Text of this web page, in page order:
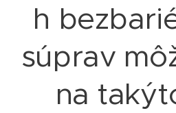
h
súprav
na